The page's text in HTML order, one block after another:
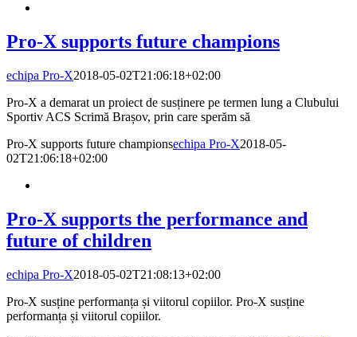
Pro-X supports future champions
echipa Pro-X2018-05-02T21:06:18+02:00
Pro-X a demarat un proiect de susținere pe termen lung a Clubului
Sportiv ACS Scrimă Brașov, prin care sperăm să
Pro-X supports future championsechipa Pro-X2018-05-
02T21:06:18+02:00
Pro-X supports the performance and
future of children
echipa Pro-X2018-05-02T21:08:13+02:00
Pro-X susține performanța și viitorul copiilor. Pro-X susține
performanța și viitorul copiilor.